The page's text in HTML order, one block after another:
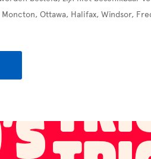
Ottawa, Halifax, Windsor,